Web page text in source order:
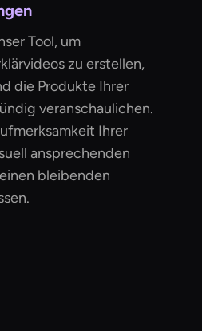
Tool, um
zu erstellen,
die Produkte Ihrer
veranschaulichen.
Ihrer
ansprechenden
bleibenden